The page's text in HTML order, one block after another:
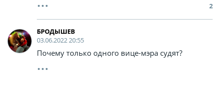
2
БРОДЫШЕВ
03.06.2022 20:55
Почему только одного вице-мэра судят?